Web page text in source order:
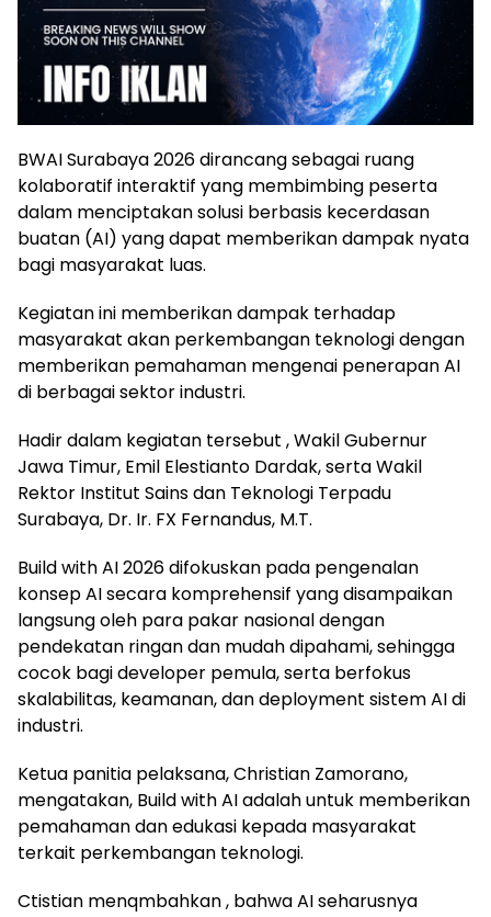
BWAI Surabaya 2026 dirancang sebagai ruang
kolaboratif interaktif yang membimbing peserta
dalam menciptakan solusi berbasis kecerdasan
buatan (AI) yang dapat memberikan dampak nyata
bagi masyarakat luas.
Kegiatan ini memberikan dampak terhadap
masyarakat akan perkembangan teknologi dengan
memberikan pemahaman mengenai penerapan AI
di berbagai sektor industri.
Hadir dalam kegiatan tersebut , Wakil Gubernur
Jawa Timur, Emil Elestianto Dardak, serta Wakil
Rektor Institut Sains dan Teknologi Terpadu
Surabaya, Dr. Ir. FX Fernandus, M.T.
Build with AI 2026 difokuskan pada pengenalan
konsep AI secara komprehensif yang disampaikan
langsung oleh para pakar nasional dengan
pendekatan ringan dan mudah dipahami, sehingga
cocok bagi developer pemula, serta berfokus
skalabilitas, keamanan, dan deployment sistem AI di
industri.
Ketua panitia pelaksana, Christian Zamorano,
mengatakan, Build with AI adalah untuk memberikan
pemahaman dan edukasi kepada masyarakat
terkait perkembangan teknologi.
Ctistian menqmbahkan , bahwa AI seharusnya